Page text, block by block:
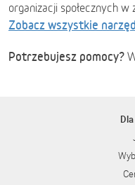
organizacji społecznych
Zobacz wszystkie
Potrzebujesz pomocy?